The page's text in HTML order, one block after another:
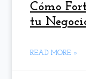
Cómo
tu
READ MORE »